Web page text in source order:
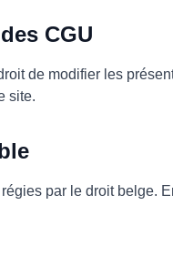
CGU
de modifier les
site.
par le droit belge.